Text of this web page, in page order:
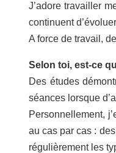
J’adore travailler
continuent
A force de travail,
Selon toi, est-ce
Des études
séances lorsque
Personnellement,
au cas par cas :
régulièrement les